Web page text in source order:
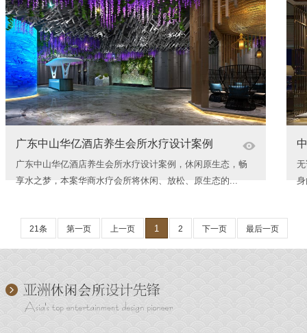
广东中山华亿酒店养生会所水疗设计案例
广东中山华亿酒店养生会所水疗设计案例，休闲原生态，畅
享水之梦，本案华商水疗会所将休闲、放松、原生态的...
21条 第一页 上一页 1 2 下一页 最后一页